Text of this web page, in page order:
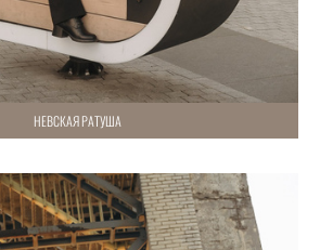
НЕВСКАЯ РАТУША